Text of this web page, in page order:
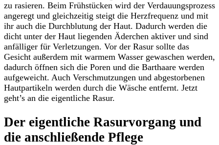
zu rasieren. Beim Frühstücken wird der Verdauungsprozess
angeregt und gleichzeitig steigt die Herzfrequenz und mit
ihr auch die Durchblutung der Haut. Dadurch werden die
dicht unter der Haut liegenden Äderchen aktiver und sind
anfälliger für Verletzungen. Vor der Rasur sollte das
Gesicht außerdem mit warmem Wasser gewaschen werden,
dadurch öffnen sich die Poren und die Barthaare werden
aufgeweicht. Auch Verschmutzungen und abgestorbenen
Hautpartikeln werden durch die Wäsche entfernt. Jetzt
geht’s an die eigentliche Rasur.
Der eigentliche Rasurvorgang und
die anschließende Pflege